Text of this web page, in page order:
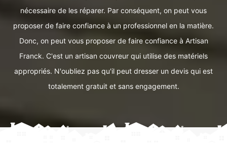
nécessaire de les réparer. Par conséquent, on peut vous
proposer de faire confiance à un professionnel en la matière.
Donc, on peut vous proposer de faire confiance à Artisan
Franck. C'est un artisan couvreur qui utilise des matériels
appropriés. N'oubliez pas qu'il peut dresser un devis qui est
totalement gratuit et sans engagement.